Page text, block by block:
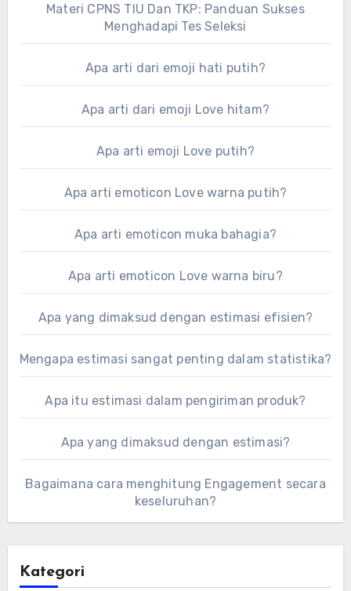
Materi CPNS TIU Dan TKP: Panduan Sukses
Menghadapi Tes Seleksi
Apa arti dari emoji hati putih?
Apa arti dari emoji Love hitam?
Apa arti emoji Love putih?
Apa arti emoticon Love warna putih?
Apa arti emoticon muka bahagia?
Apa arti emoticon Love warna biru?
Apa yang dimaksud dengan estimasi efisien?
Mengapa estimasi sangat penting dalam statistika?
Apa itu estimasi dalam pengiriman produk?
Apa yang dimaksud dengan estimasi?
Bagaimana cara menghitung Engagement secara
keseluruhan?
Kategori